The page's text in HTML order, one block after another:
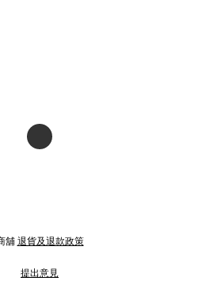
舖 退貨及退款政策
提出意見